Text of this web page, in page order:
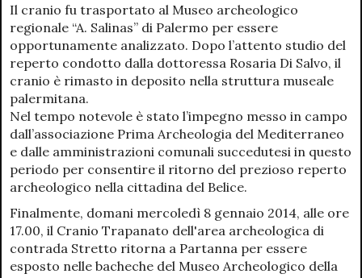
Il cranio fu trasportato al Museo archeologico
regionale “A. Salinas” di Palermo per essere
opportunamente analizzato. Dopo l’attento studio del
reperto condotto dalla dottoressa Rosaria Di Salvo, il
cranio è rimasto in deposito nella struttura museale
palermitana.
Nel tempo notevole è stato l’impegno messo in campo
dall’associazione Prima Archeologia del Mediterraneo
e dalle amministrazioni comunali succedutesi in questo
periodo per consentire il ritorno del prezioso reperto
archeologico nella cittadina del Belice.
Finalmente, domani mercoledì 8 gennaio 2014, alle ore
17.00, il Cranio Trapanato dell'area archeologica di
contrada Stretto ritorna a Partanna per essere
esposto nelle bacheche del Museo Archeologico della